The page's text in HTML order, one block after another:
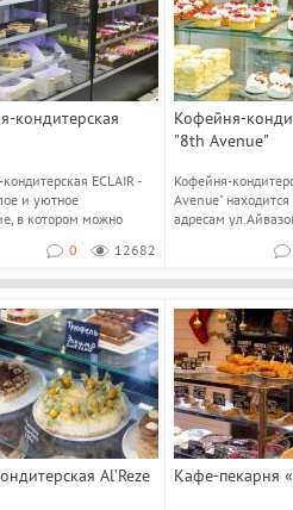
кондитерская
ECLAIR -
и уютное
в котором можно
12682
0
Кофейня-
"8th Avenue"
Кофейня-
Avenue" находится
адресам
Al’Reze Кафе-пекарня